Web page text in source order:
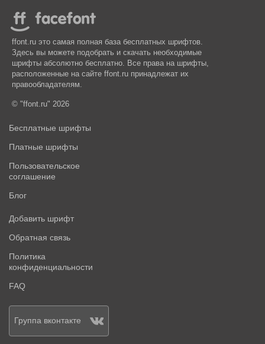
ffont.ru это самая полная база бесплатных шрифтов.
Здесь вы можете подобрать и скачать необходимые
шрифты абсолютно бесплатно. Все права на шрифты,
расположенные на сайте ffont.ru принадлежат их
правообладателям.
© "ffont.ru" 2026
Бесплатные шрифты
Платные шрифты
Пользовательское
соглашение
Блог
Добавить шрифт
Обратная связь
Политика
конфиденциальности
FAQ
Группа вконтакте